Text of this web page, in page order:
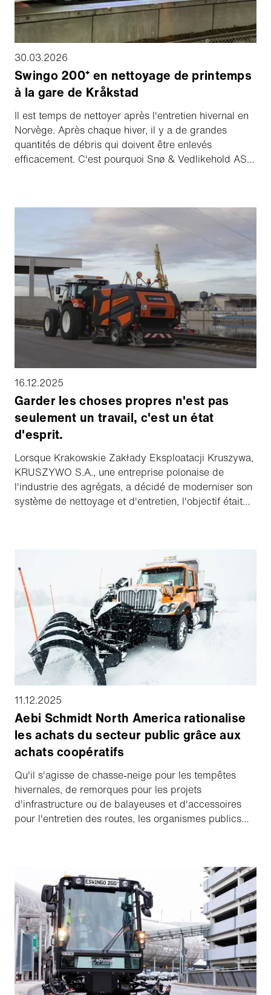
30.03.2026
Swingo 200⁺ en nettoyage de printemps
à la gare de Kråkstad
Il est temps de nettoyer après l'entretien hivernal en
Norvège. Après chaque hiver, il y a de grandes
quantités de débris qui doivent être enlevés
efficacement. C'est pourquoi Snø & Vedlikehold AS
convaincants lors de sa première mission pour
BaneNOR à Østre Linje, gare de Kråkstad, avec un
nettoyage approfondi, des surfaces propres et un
confort et une sécurité accrus pour les voyageurs.
16.12.2025
Garder les choses propres n'est pas
seulement un travail, c'est un état
d'esprit.
Lorsque Krakowskie Zakłady Eksploatacji Kruszywa,
KRUSZYWO S.A., une entreprise polonaise de
l'industrie des agrégats, a décidé de moderniser son
système de nettoyage et d'entretien, l'objectif était
maintenance et de gestion du matériel, pourquoi
KRUSZYWO S.A. a opté pour une Schmidt Wasa
300⁺.
11.12.2025
Aebi Schmidt North America rationalise
les achats du secteur public grâce aux
achats coopératifs
Qu'il s'agisse de chasse-neige pour les tempêtes
hivernales, de remorques pour les projets
d'infrastructure ou de balayeuses et d'accessoires
pour l'entretien des routes, les organismes publics
non lucratif sont confrontées à un défi permanent :
acquérir les bons outils de manière efficace tout en
respectant les règles de passation des marchés.